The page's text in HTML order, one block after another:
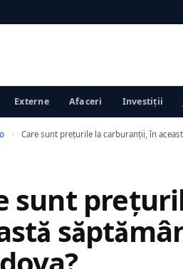
Externe Afaceri Investiții
› Care sunt prețurile la carburanții, în
sunt